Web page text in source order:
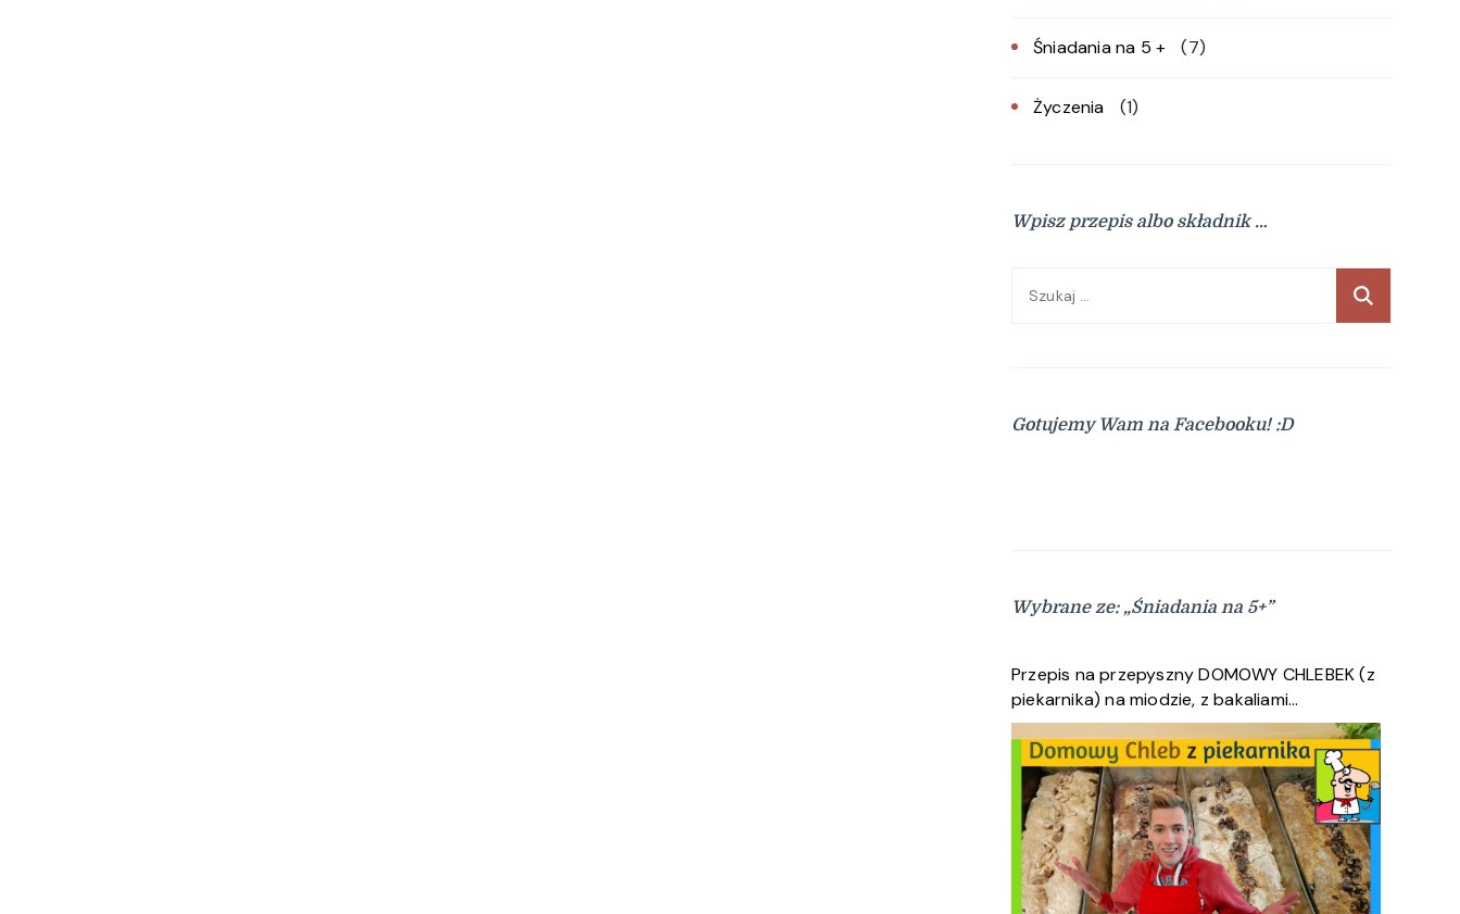
Śniadania na 5 + (7)
Życzenia (1)
Wpisz przepis albo składnik …
Szukaj:
Gotujemy Wam na Facebooku! :D
Wybrane ze: „Śniadania na 5+”
Przepis na przepyszny DOMOWY CHLEBEK (z
piekarnika) na miodzie, z bakaliami…